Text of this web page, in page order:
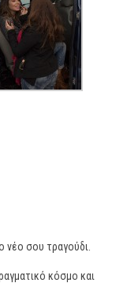
νέο σου τραγούδι.
κόσμο και